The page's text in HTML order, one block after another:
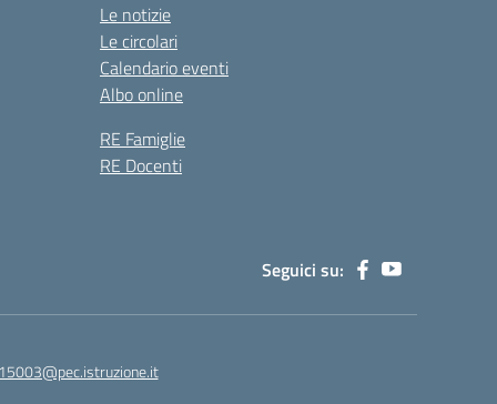
Le notizie
Le circolari
Calendario eventi
Albo online
RE Famiglie
RE Docenti
Seguici su: